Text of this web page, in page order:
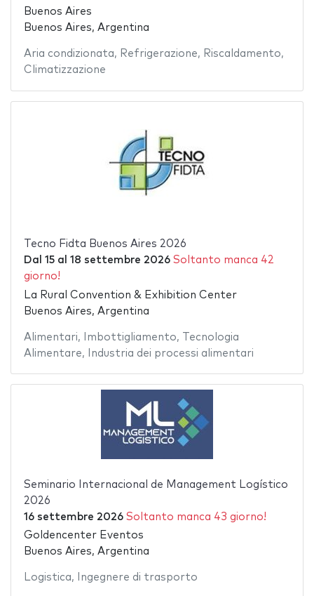
Buenos Aires
Buenos Aires, Argentina
Aria condizionata, Refrigerazione, Riscaldamento,
Climatizzazione
Tecno Fidta Buenos Aires 2026
Dal 15al 18 settembre 2026 Soltanto manca 42
giorno!
La Rural Convention & Exhibition Center
Buenos Aires, Argentina
Alimentari, Imbottigliamento,
Tecnologia
Alimentare, Industria dei processi alimentari
Seminario Internacional de Management Logístico
2026
16 settembre 2026 Soltanto manca 43 giorno!
Goldencenter Eventos
Buenos Aires, Argentina
Logistica, Ingegnere di trasporto